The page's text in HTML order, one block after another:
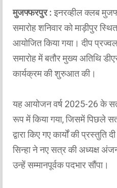
मुजफ्फरपुर :इनरव्हील क्लब
समारोह शनिवार को माड़ीपुर
आयोजित किया गया। दीप
समारोह में बतौर मुख्य अतिथि
कार्यक्रम की शुरुआत की।
यह आयोजन वर्ष 2025-26 के
रूप में किया गया, जिसमें पिछले
द्वारा किए गए कार्यों की
सिन्हा ने नए सत्र की अध्यक्ष
उन्हें सम्मानपूर्वक पदभार सौंपा।